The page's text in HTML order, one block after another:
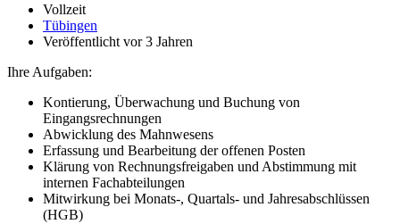
Vollzeit
Tübingen
Veröffentlicht vor 3 Jahren
Ihre Aufgaben:
Kontierung, Überwachung und Buchung von
Eingangsrechnungen
Abwicklung des Mahnwesens
Erfassung und Bearbeitung der offenen Posten
Klärung von Rechnungsfreigaben und Abstimmung mit
internen Fachabteilungen
Mitwirkung bei Monats-, Quartals- und Jahresabschlüssen
(HGB)